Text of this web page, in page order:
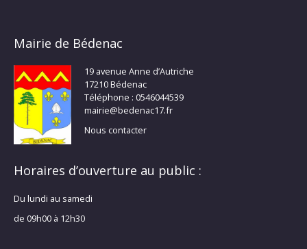
Mairie de Bédenac
19 avenue Anne d’Autriche
17210 Bédenac
Téléphone : 0546044539
mairie@bedenac17.fr
Nous contacter
Horaires d’ouverture au public :
Du lundi au samedi
de 09h00 à 12h30